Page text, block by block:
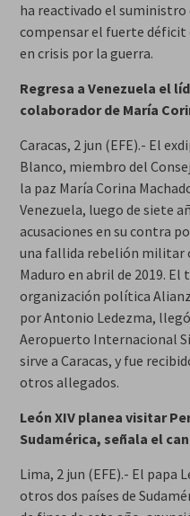
ha reactivado el suministro
compensar el fuerte déficit
en crisis por la guerra.
Regresa a Venezuela el
colaborador de María
Caracas, 2 jun (EFE).- El
Blanco, miembro del
la paz María Corina
Venezuela, luego de siete
acusaciones en su contra
una fallida rebelión militar
Maduro en abril de 2019.
organización política
por Antonio Ledezma,
Aeropuerto Internacional
sirve a Caracas, y fue
otros allegados.
León XIV planea visitar
Sudamérica, señala el
Lima, 2 jun (EFE).- El papa
otros dos países de